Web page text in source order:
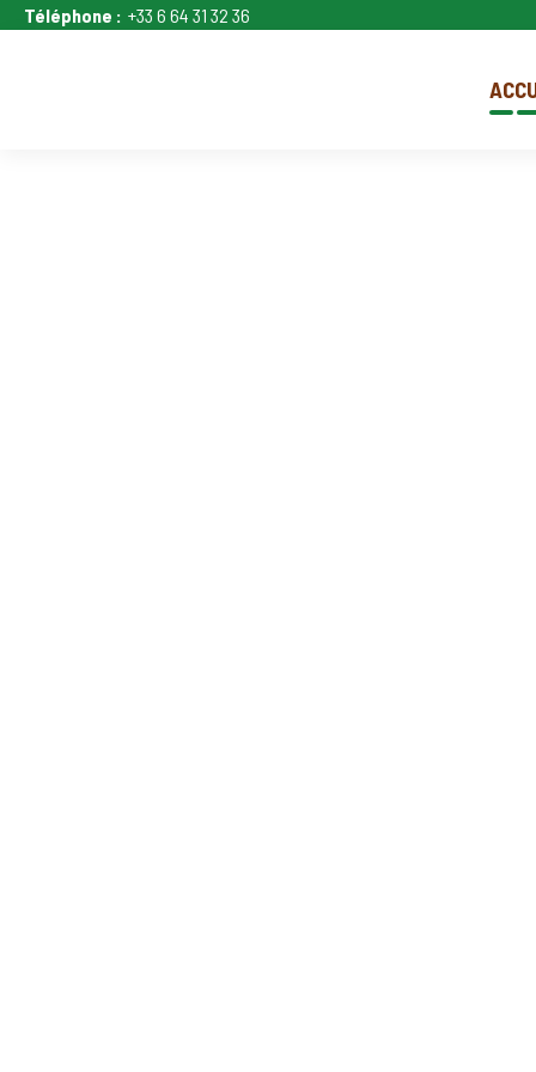
Téléphone : +33 6 64 31 32 36